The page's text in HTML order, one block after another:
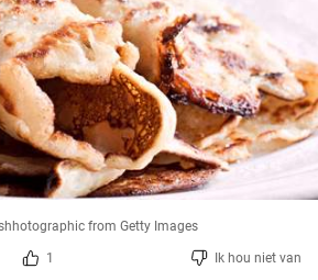
from Getty Images
1 Ik hou niet van